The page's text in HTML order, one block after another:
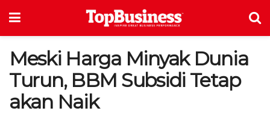
Meski Harga Minyak Dunia
Turun, BBM Subsidi Tetap
akan Naik